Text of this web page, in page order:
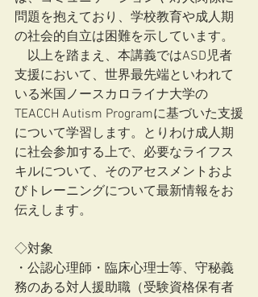
問題を抱えており、学校教育や成人期
の社会的自立は困難を示しています。
以上を踏まえ、本講義ではASD児者
支援において、世界最先端といわれて
いる米国ノースカロライナ大学の
TEACCH Autism Programに基づいた支援
について学習します。とりわけ成人期
に社会参加する上で、必要なライフス
キルについて、そのアセスメントおよ
びトレーニングについて最新情報をお
伝えします。
◇対象
・公認心理師・臨床心理士等、守秘義
務のある対人援助職（受験資格保有者